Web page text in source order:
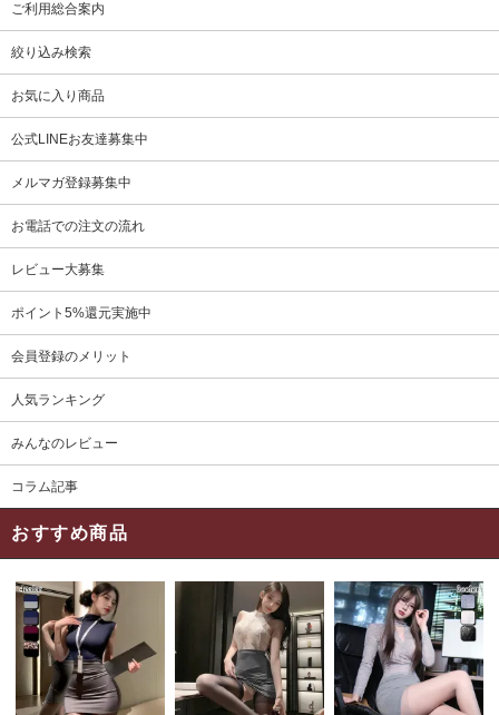
ご利用総合案内
絞り込み検索
お気に入り商品
公式LINEお友達募集中
メルマガ登録募集中
お電話での注文の流れ
レビュー大募集
ポイント5%還元実施中
会員登録のメリット
人気ランキング
みんなのレビュー
コラム記事
おすすめ商品